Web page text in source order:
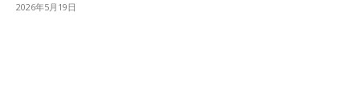
2026年5月19日